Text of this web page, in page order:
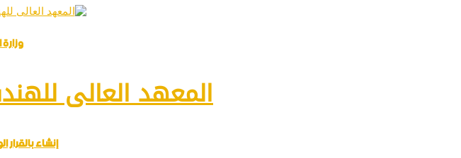
المعهد العالى
إنشاء بالقرار الوزارى